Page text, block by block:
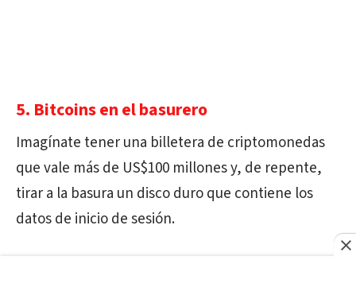
5. Bitcoins en el basurero
Imagínate tener una billetera de criptomonedas
que vale más de US$100 millones y, de repente,
tirar a la basura un disco duro que contiene los
datos de inicio de sesión.